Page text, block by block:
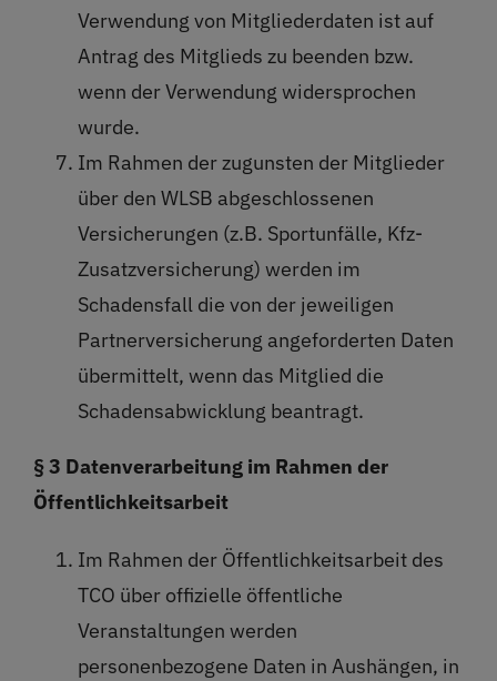
Verwendung von Mitgliederdaten ist auf
Antrag des Mitglieds zu beenden bzw.
wenn der Verwendung widersprochen
wurde.
Im Rahmen der zugunsten der Mitglieder
über den WLSB abgeschlossenen
Versicherungen (z.B. Sportunfälle, Kfz-
Zusatzversicherung) werden im
Schadensfall die von der jeweiligen
Partnerversicherung angeforderten Daten
übermittelt, wenn das Mitglied die
Schadensabwicklung beantragt.
§ 3 Datenverarbeitung im Rahmen der
Öffentlichkeitsarbeit
Im Rahmen der Öffentlichkeitsarbeit des
TCO über offizielle öffentliche
Veranstaltungen werden
personenbezogene Daten in Aushängen, in